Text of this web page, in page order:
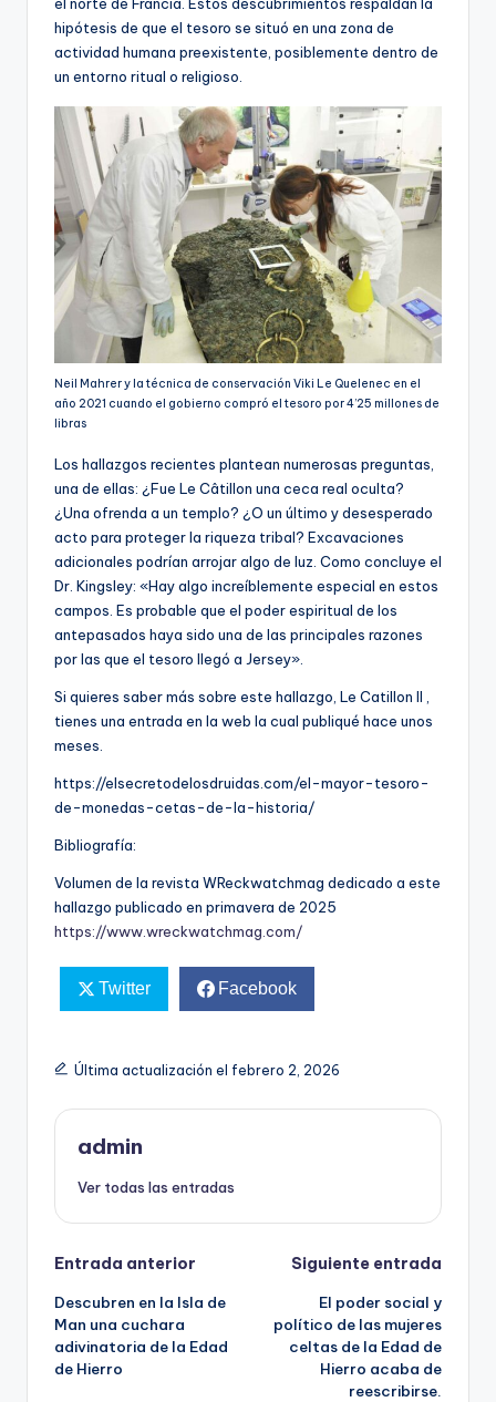
hipótesis de que el tesoro se situó en una zona de
actividad humana preexistente, posiblemente dentro de
un entorno ritual o religioso.
Neil Mahrer y la técnica de conservación Viki Le Quelenec en el
año 2021 cuando el gobierno compró el tesoro por 4’25 millones de
libras
Los hallazgos recientes plantean numerosas preguntas,
una de ellas: ¿Fue Le Câtillon una ceca real oculta?
¿Una ofrenda a un templo? ¿O un último y desesperado
acto para proteger la riqueza tribal? Excavaciones
adicionales podrían arrojar algo de luz. Como concluye el
Dr. Kingsley: «Hay algo increíblemente especial en estos
campos. Es probable que el poder espiritual de los
antepasados ​​haya sido una de las principales razones
por las que el tesoro llegó a Jersey».
Si quieres saber más sobre este hallazgo, Le Catillon II ,
tienes una entrada en la web la cual publiqué hace unos
meses.
https://elsecretodelosdruidas.com/el-mayor-tesoro-
de-monedas-cetas-de-la-historia/
Bibliografía:
Volumen de la revista WReckwatchmag dedicado a este
hallazgo publicado en primavera de 2025
https://www.wreckwatchmag.com/
Twitter Facebook
Última actualización el febrero 2, 2026
admin
Ver todas las entradas
Navegación
de
entradas
Entrada anterior
Descubren en la Isla de
Man una cuchara
adivinatoria de la Edad
de Hierro
Siguiente entrada
El poder social y
político de las mujeres
celtas de la Edad de
Hierro acaba de
reescribirse.